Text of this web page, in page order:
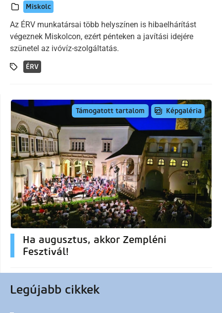
Miskolc
Az ÉRV munkatársai több helyszínen is hibaelhárítást
végeznek Miskolcon, ezért pénteken a javítási idejére
szünetel az ivóvíz-szolgáltatás.
ÉRV
Támogatott tartalom Képgaléria
Ha augusztus, akkor Zempléni
Fesztivál!
Legújabb cikkek